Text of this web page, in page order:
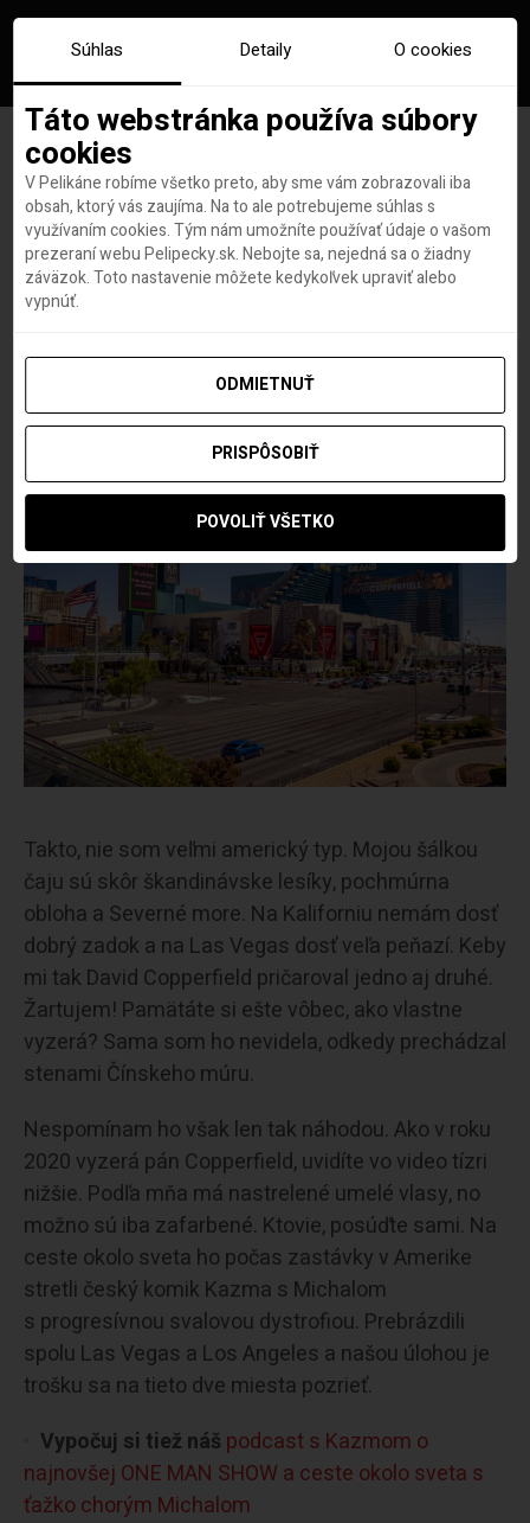
Las Vegas alebo Los
Angeles? Čo takto oboje, s
Kazmom aj s Copperfieldom
autorBarbora Schillerová 10. MARCA 2020
Takto, nie som veľmi americký typ. Mojou šálkou
čaju sú skôr škandinávske lesíky, pochmúrna
obloha a Severné more. Na Kaliforniu nemám dosť
dobrý zadok a na Las Vegas dosť veľa peňazí. Keby
mi tak David Copperfield pričaroval jedno aj druhé.
Žartujem! Pamätáte si ešte vôbec, ako vlastne
vyzerá? Sama som ho nevidela, odkedy prechádzal
stenami Čínskeho múru.
Nespomínam ho však len tak náhodou. Ako v roku
2020 vyzerá pán Copperfield, uvidíte vo video tízri
nižšie. Podľa mňa má nastrelené umelé vlasy, no
možno sú iba zafarbené. Ktovie, posúďte sami. Na
ceste okolo sveta ho počas zastávky v Amerike
stretli český komik Kazma s Michalom
s progresívnou svalovou dystrofiou. Prebrázdili
spolu Las Vegas a Los Angeles a našou úlohou je
trošku sa na tieto dve miesta pozrieť.
Vypočuj si tiež náš podcast s Kazmom o
najnovšej ONE MAN SHOW a ceste okolo sveta s
ťažko chorým Michalom
Súhlas Detaily O cookies
Táto webstránka používa súbory
cookies
V Pelikáne robíme všetko preto, aby sme vám zobrazovali iba
obsah, ktorý vás zaujíma. Na to ale potrebujeme súhlas s
využívaním cookies. Tým nám umožníte používať údaje o vašom
prezeraní webu Pelipecky.sk. Nebojte sa, nejedná sa o žiadny
záväzok. Toto nastavenie môžete kedykoľvek upraviť alebo
vypnúť.
ODMIETNUŤ
PRISPÔSOBIŤ
POVOLIŤ VŠETKO